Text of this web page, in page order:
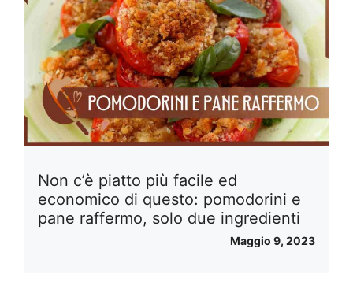
Non c’è piatto più facile ed
economico di questo: pomodorini e
pane raffermo, solo due ingredienti
Maggio 9, 2023